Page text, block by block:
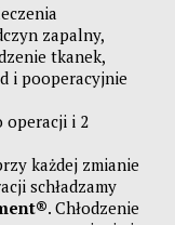
zapalny,
tkanek,
i pooperacyjnie
operacji i 2
każdej zmianie
schładzamy
. Chłodzenie